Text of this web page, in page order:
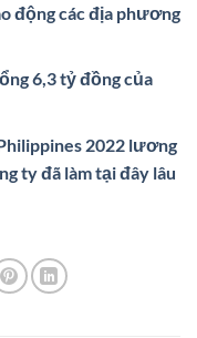
động các địa phương
6,3 tỷ đồng của
2022 lương
ty đã làm tại đây lâu